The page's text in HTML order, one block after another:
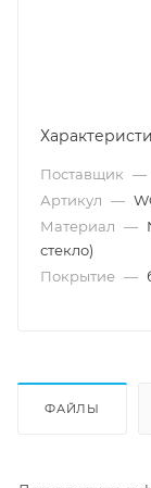
Поставщик —
Артикул —
Материал —
стекло)
Покрытие —
ФАЙЛЫ